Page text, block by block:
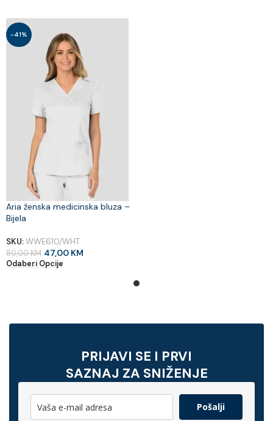
-41%
Aria ženska medicinska bluza –
Bijela
SKU:WWE610/WHT
80,00KM 47,00 KM
Odaberi Opcije
PRIJAVI SE I PRVI
SAZNAJ ZA SNIŽENJE
Pošalji